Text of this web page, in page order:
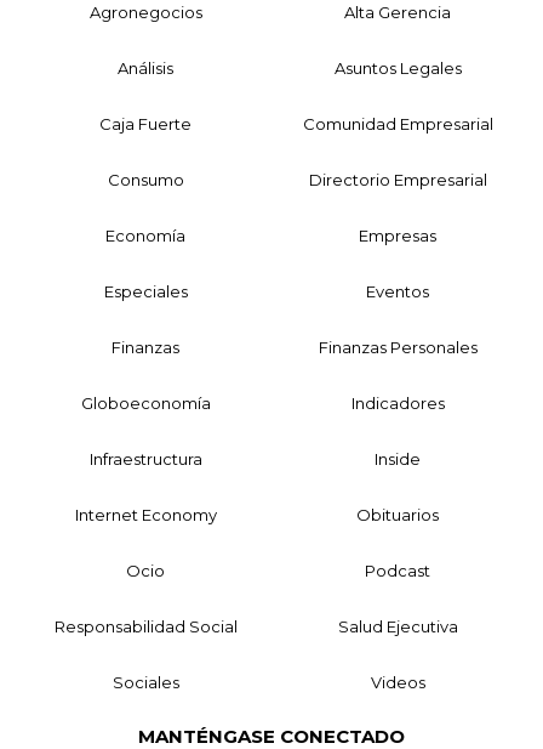
Agronegocios Alta Gerencia
Análisis Asuntos Legales
Caja Fuerte Comunidad Empresarial
Consumo Directorio Empresarial
Economía Empresas
Especiales Eventos
Finanzas Finanzas Personales
Globoeconomía Indicadores
Infraestructura Inside
Internet Economy Obituarios
Ocio Podcast
Responsabilidad Social Salud Ejecutiva
Sociales Videos
MANTÉNGASE CONECTADO